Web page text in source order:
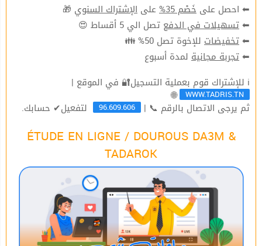
⬅ احصل على خَصْم 35% على الإشتراك السنوي 🎁
⬅تسهيلات في الدفع تصل الي 5 أقساط 😍
⬅تخفيضات للإخوة تصل 50% 👪
⬅تجربة مجانية لمدة أسبوع
ℹ للإشتراك قوم بعملية التسجيل🔐 في الموقع |
WWW.TADRIS.TN
🌐
ثم يرجى الاتصال بالرقم 📞 | 96.609.606 لتفعيل✔ حسابك.
ÉTUDE EN LIGNE / DOUROUS DA3M &
TADAROK